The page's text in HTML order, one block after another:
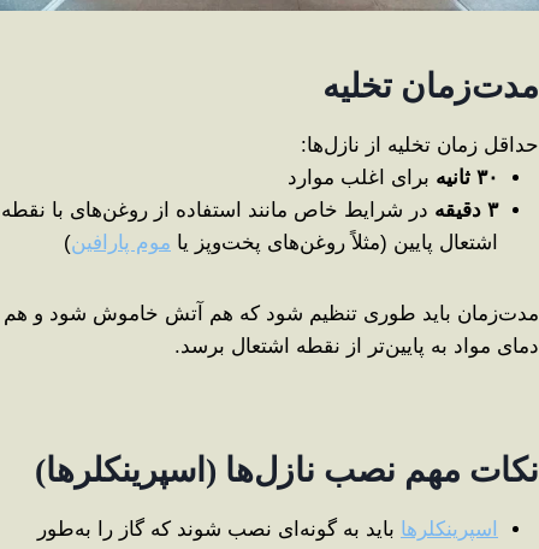
مدت‌زمان تخلیه
حداقل زمان تخلیه از نازل‌ها:
۳۰ ثانیه برای اغلب موارد
۳ دقیقه در شرایط خاص مانند استفاده از روغن‌های با نقطه
اشتعال پایین (مثلاً روغن‌های پخت‌وپز یا موم پارافین)
مدت‌زمان باید طوری تنظیم شود که هم آتش خاموش شود و هم
دمای مواد به پایین‌تر از نقطه اشتعال برسد.
نکات مهم نصب نازل‌ها (اسپرینکلرها)
اسپرینکلرها باید به گونه‌ای نصب شوند که گاز را به‌طور